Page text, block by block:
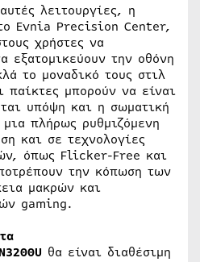
λειτουργίες, η
Evnia Precision Center,
χρήστες να
εξατομικεύουν την οθόνη
το μοναδικό τους στιλ
παίκτες μπορούν να είναι
υπόψη και η σωματική
πλήρως ρυθμιζόμενη
και σε τεχνολογίες
όπως Flicker-Free και
την κόπωση των
μακρών και
gaming.
θα είναι διαθέσιμη